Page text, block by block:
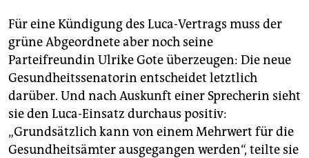
Für eine Kündigung des Luca-Vertrags muss der
grüne Abgeordnete aber noch seine
Parteifreundin Ulrike Gote überzeugen: Die neue
Gesundheitssenatorin entscheidet letztlich
darüber. Und nach Auskunft einer Sprecherin sieht
sie den Luca-Einsatz durchaus positiv:
„Grundsätzlich kann von einem Mehrwert für die
Gesundheitsämter ausgegangen werden“, teilte sie